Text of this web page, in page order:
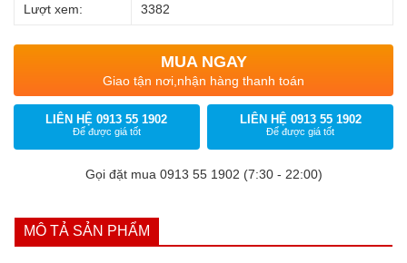
Lượt xem: 3382
MUA NGAY
Giao tận nơi,nhận hàng thanh toán
LIÊN HỆ 0913 55 1902
Để được giá tốt
LIÊN HỆ 0913 55 1902
Để được giá tốt
Gọi đặt mua 0913 55 1902 (7:30 - 22:00)
MÔ TẢ SẢN PHẨM